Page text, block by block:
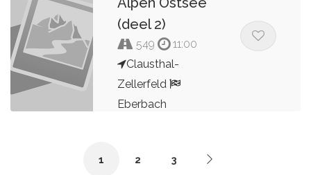
(deel 2)
549
11:00
Clausthal-
Zellerfeld
Eberbach
1 2 3